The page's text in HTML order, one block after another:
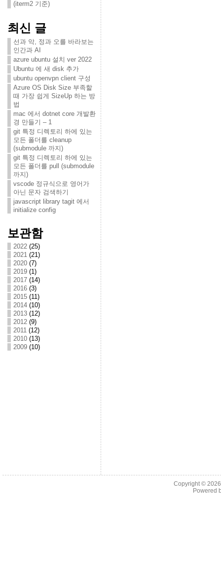
(iterm2 기준)
최신 글
선과 악, 정과 오를 바라보는
인간과 AI
azure ubuntu 설치 ver 2022
Ubuntu 에 새 disk 추가
ubuntu openvpn client 구성
Azure OS Disk Size 부족할
때 가장 쉽게 SizeUp 하는 방
법
mac 에서 dotnet core 개발환
경 만들기 – 1
git 특정 디렉토리 하에 있는
모든 폴더를 cleanup
(submodule 까지)
git 특정 디렉토리 하에 있는
모든 폴더를 pull (submodule
까지)
vscode 정규식으로 영어가
아닌 문자 검색하기
javascript library tagit 에서
initialize config
보관함
2022(25)
2021(21)
2020(7)
2019(1)
2017(14)
2016(3)
2015(11)
2014(10)
2013(12)
2012(9)
2011(12)
2010(13)
2009(10)
Copyright ©
Powered